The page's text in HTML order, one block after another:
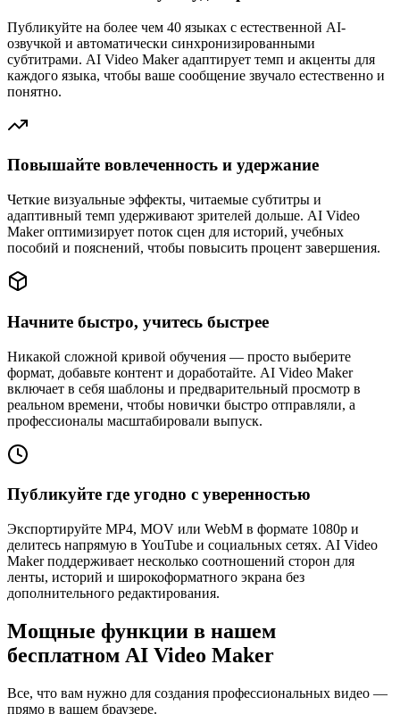
Публикуйте на более чем 40 языках с естественной AI-
озвучкой и автоматически синхронизированными
субтитрами. AI Video Maker адаптирует темп и акценты для
каждого языка, чтобы ваше сообщение звучало естественно и
понятно.
Повышайте вовлеченность и удержание
Четкие визуальные эффекты, читаемые субтитры и
адаптивный темп удерживают зрителей дольше. AI Video
Maker оптимизирует поток сцен для историй, учебных
пособий и пояснений, чтобы повысить процент завершения.
Начните быстро, учитесь быстрее
Никакой сложной кривой обучения — просто выберите
формат, добавьте контент и доработайте. AI Video Maker
включает в себя шаблоны и предварительный просмотр в
реальном времени, чтобы новички быстро отправляли, а
профессионалы масштабировали выпуск.
Публикуйте где угодно с уверенностью
Экспортируйте MP4, MOV или WebM в формате 1080p и
делитесь напрямую в YouTube и социальных сетях. AI Video
Maker поддерживает несколько соотношений сторон для
ленты, историй и широкоформатного экрана без
дополнительного редактирования.
Мощные функции в нашем
бесплатном AI Video Maker
Все, что вам нужно для создания профессиональных видео —
прямо в вашем браузере.